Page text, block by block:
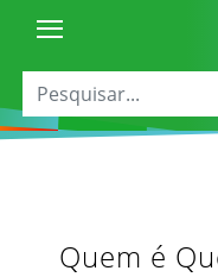
Quem é